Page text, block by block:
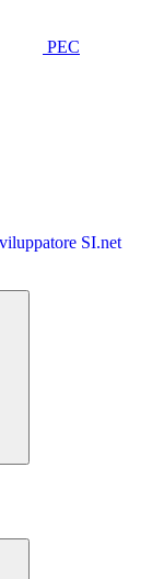
PEC
SI.net